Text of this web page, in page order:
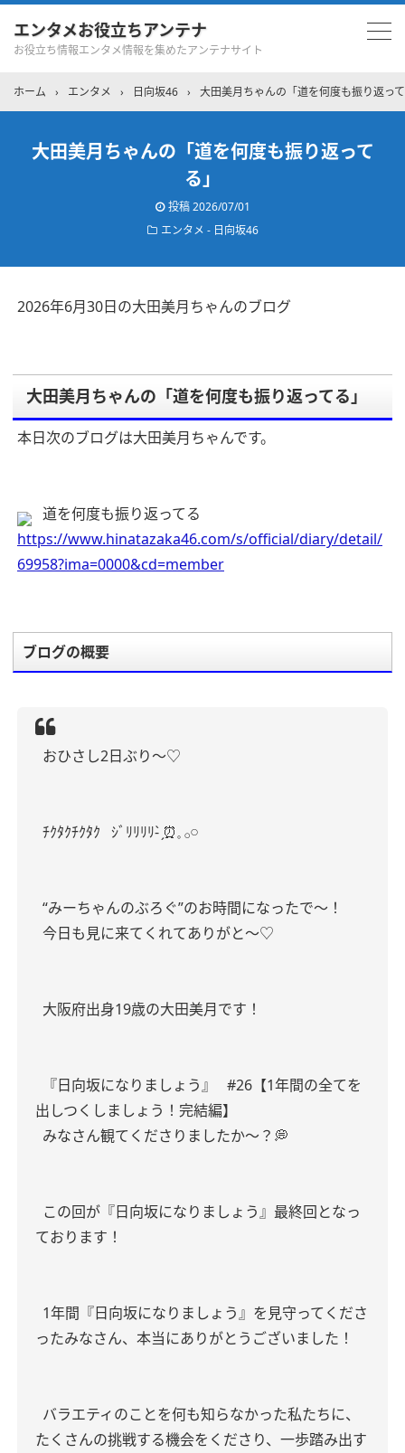
エンタメお役立ちアンテナ
お役立ち情報エンタメ情報を集めたアンテナサイト
ホーム › エンタメ › 日向坂46 › 大田美月ちゃんの「道を何度も振り返っ
大田美月ちゃんの「道を何度も振り返って
る」
投稿2026/07/01
エンタメ - 日向坂46
2026年6月30日の大田美月ちゃんのブログ
大田美月ちゃんの「道を何度も振り返ってる」
本日次のブログは大田美月ちゃんです。
道を何度も振り返ってる
https://www.hinatazaka46.com/s/official/diary/detail/
69958?ima=0000&cd=member
ブログの概要
おひさし2日ぶり〜♡
ﾁｸﾀｸﾁｸﾀｸ ｼﾞﾘﾘﾘﾘ- ̗̀⏰𓈒 𓂂𓏸
“みーちゃんのぶろぐ”のお時間になったで～！
今日も見に来てくれてありがと〜♡
大阪府出身19歳の大田美月です！
『日向坂になりましょう』
#26【1年間の全てを
出しつくしましょう！完結編】
みなさん観てくださりましたか〜？💭
この回が『日向坂になりましょう』最終回となっ
ております！
1年間『日向坂になりましょう』を見守ってくださ
ったみなさん、本当にありがとうございました！
バラエティのことを何も知らなかった私たちに、
たくさんの挑戦する機会をくださり、一歩踏み出す